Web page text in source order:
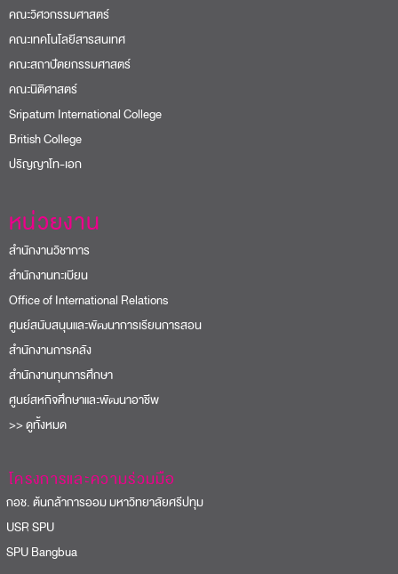
คณะวิศวกรรมศาสตร์
คณะเทคโนโลยีสารสนเทศ
คณะสถาปัตยกรรมศาสตร์
คณะนิติศาสตร์
Sripatum International College
British College
ปริญญาโท-เอก
หน่วยงาน
สำนักงานวิชาการ
สำนักงานทะเบียน
Office of International Relations
ศูนย์สนับสนุนและพัฒนาการเรียนการสอน
สำนักงานการคลัง
สำนักงานทุนการศึกษา
ศูนย์สหกิจศึกษาและพัฒนาอาชีพ
>> ดูทั้งหมด
โครงการและความร่วมมือ
ช. ต้นกล้าการออม มหาวิทยาลัยศรีปทุม
SPU
Bangbua